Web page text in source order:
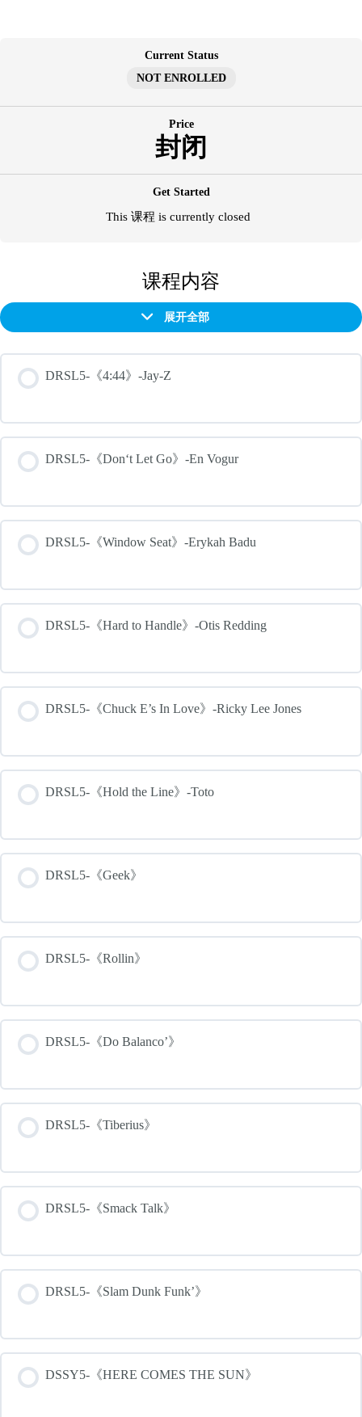
Current Status
NOT ENROLLED
Price
封闭
Get Started
This 课程 is currently closed
课程内容
展开全部
章
DRSL5-《4:44》-Jay-Z
DRSL5-《Don‘t Let Go》-En Vogur
DRSL5-《Window Seat》-Erykah Badu
DRSL5-《Hard to Handle》-Otis Redding
DRSL5-《Chuck E’s In Love》-Ricky Lee Jones
DRSL5-《Hold the Line》-Toto
DRSL5-《Geek》
DRSL5-《Rollin》
DRSL5-《Do Balanco’》
DRSL5-《Tiberius》
DRSL5-《Smack Talk》
DRSL5-《Slam Dunk Funk’》
DSSY5-《HERE COMES THE SUN》